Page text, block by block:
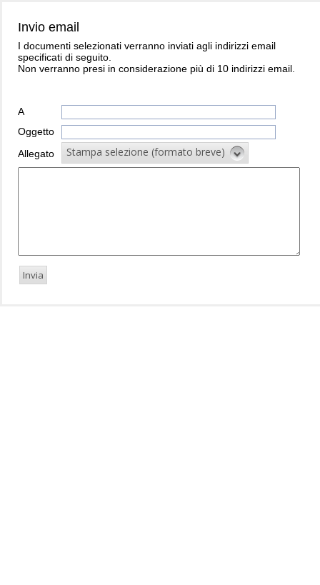
Invio email
I documenti selezionati verranno inviati agli indirizzi email
specificati di seguito.
Non verranno presi in considerazione più di 10 indirizzi email.
A
Oggetto
Allegato
Stampa selezione (formato breve)